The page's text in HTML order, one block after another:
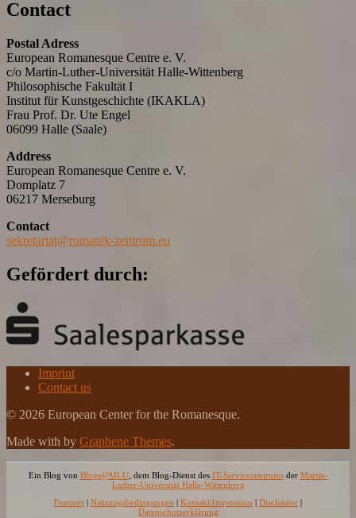
Contact
Postal Adress
European Romanesque Centre e. V.
c/o Martin-Luther-Universität Halle-Wittenberg
Philosophische Fakultät I
Institut für Kunstgeschichte (IKAKLA)
Frau Prof. Dr. Ute Engel
06099 Halle (Saale)
Address
European Romanesque Centre e. V.
Domplatz 7
06217 Merseburg
Contact
sekretariat@romanik-zentrum.eu
Gefördert durch:
Imprint
Contact us
© 2026 European Center for the Romanesque.
Made with by Graphene Themes.
Ein Blog von Blogs@MLU, dem Blog-Dienst des IT-Servicezentrumsder Martin-
Luther-Universität Halle-Wittenberg
Features | Nutzungsbedingungen | Kontakt/Impressum | Disclaimer |
Datenschutzerklärung